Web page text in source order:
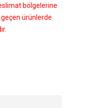
bölgelerine
geçen ürünlerde